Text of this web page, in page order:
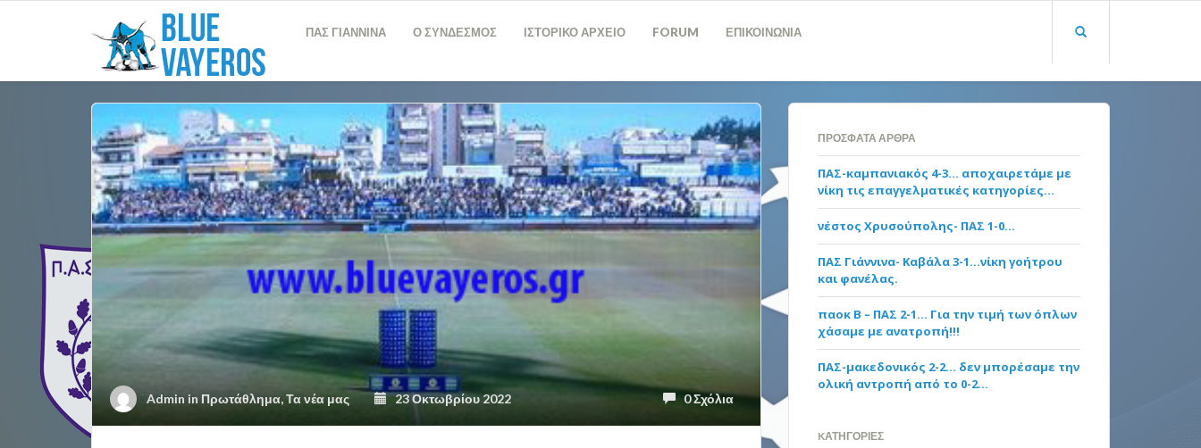
ΠΑΣ ΓΙΑΝΝΙΝΑ Ο ΣΥΝΔΕΣΜΟΣ ΙΣΤΟΡΙΚΟ ΑΡΧΕΙΟ FORUM ΕΠΙΚΟΙΝΩΝΙΑ
Admin in Πρωτάθλημα,Τα νέα μας 23 Οκτωβρίου 2022 0 Σχόλια
ΠΡΌΣΦΑΤΑ ΆΡΘΡΑ
ΠΑΣ-καμπανιακός 4-3… αποχαιρετάμε με
νίκη τις επαγγελματικές κατηγορίες…
νέστος Χρυσούπολης- ΠΑΣ 1-0…
ΠΑΣ Γιάννινα- Καβάλα 3-1…νίκη γοήτρου
και φανέλας.
παοκ Β – ΠΑΣ 2-1… Για την τιμή των όπλων
χάσαμε με ανατροπή!!!
ΠΑΣ-μακεδονικός 2-2… δεν μπορέσαμε την
ολική αντροπή από το 0-2…
KΑΤΗΓΟΡΊΕΣ